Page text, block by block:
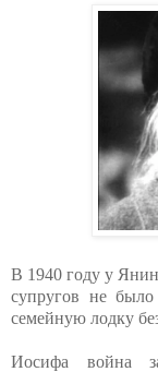
В 1940 году у
супругов не
семейную лодку
Иосифа война